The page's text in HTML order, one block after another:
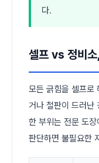
다.
셀프 vs 정비
모든 긁힘을 셀프로
거나 철판이 드러난
한 부위는 전문 도
판단하면 불필요한